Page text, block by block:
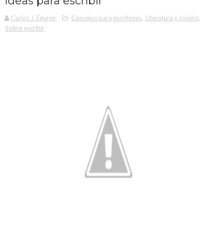
Carlos J. Eguren Consejos para escritores, Literatura y cómics,
Sobre escribir